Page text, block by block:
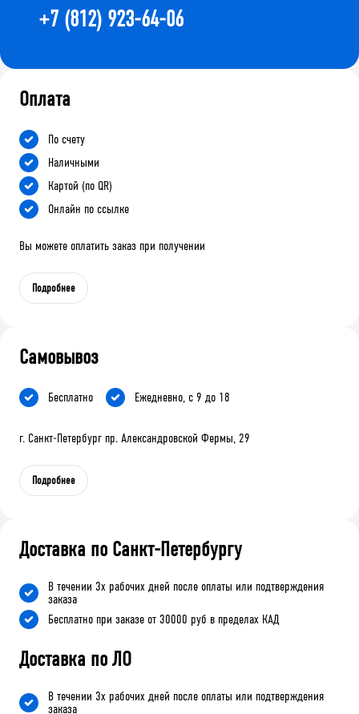
+7 (812) 923-64-06
Оплата
По счету
Наличными
Картой (по QR)
Онлайн по ссылке
Вы можете оплатить заказ при получении
Подробнее
Самовывоз
Бесплатно Ежедневно, с 9 до 18
г. Санкт-Петербург пр. Александровской Фермы, 29
Подробнее
Доставка по Санкт-Петербургу
В течении 3х рабочих дней после оплаты или подтверждения
заказа
Бесплатно при заказе от 30000 руб в пределах КАД
Доставка по ЛО
В течении 3х рабочих дней после оплаты или подтверждения
заказа